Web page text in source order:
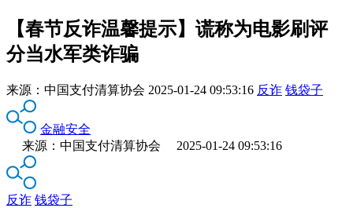
【春节反诈温馨提示】谎称为电影刷评
分当水军类诈骗
来源： 中国支付清算协会 2025-01-24 09:53:16 反诈 钱袋子
金融安全
来源：中国支付清算协会 2025-01-24 09:53:16
反诈 钱袋子